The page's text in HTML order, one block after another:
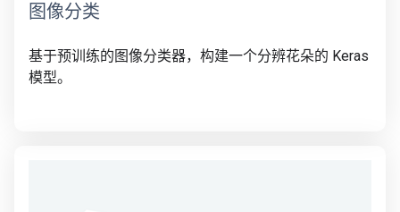
图像分类
基于预训练的图像分类器，构建一个分辨花朵的 Keras
模型。